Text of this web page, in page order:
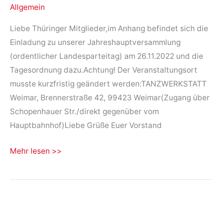
Allgemein
Liebe Thüringer Mitglieder,im Anhang befindet sich die
Einladung zu unserer Jahreshauptversammlung
(ordentlicher Landesparteitag) am 26.11.2022 und die
Tagesordnung dazu.Achtung! Der Veranstaltungsort
musste kurzfristig geändert werden:TANZWERKSTATT
Weimar, Brennerstraße 42, 99423 Weimar(Zugang über
Schopenhauer Str./direkt gegenüber vom
Hauptbahnhof)Liebe Grüße Euer Vorstand
Einladung
26.11.2022
Mehr lesen >>